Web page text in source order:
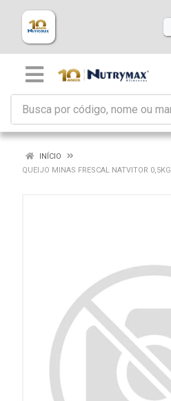
INÍCIO
QUEIJO MINAS FRESCAL NATVITOR 0,5KG